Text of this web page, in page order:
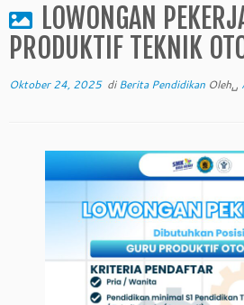
LOWONGAN
PRODUKTIF TEKNIK
Oktober 24, 2025diBerita Pendidikan Oleh␣